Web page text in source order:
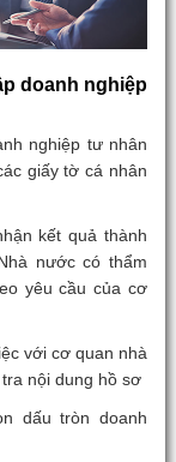
doanh nghiệp
nghiệp tư nhân
giấy tờ cá nhân
kết quả thành
nước có thẩm
yêu cầu của cơ
với cơ quan nhà
nội dung hồ sơ
dấu tròn doanh